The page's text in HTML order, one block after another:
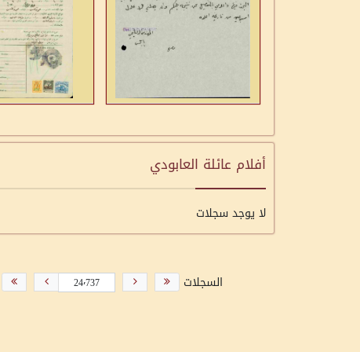
أفلام عائلة العابودي
لا يوجد سجلات
السجلات